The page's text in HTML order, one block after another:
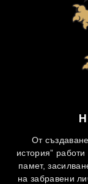
От
история”
памет,
на забравени